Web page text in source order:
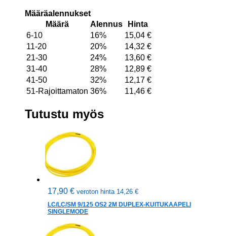
Määräalennukset
Määrä
Alennus
Hinta
6-10
16% 15,04 €
11-20
20% 14,32 €
21-30
24% 13,60 €
31-40
28% 12,89 €
41-50
32% 12,17 €
51-Rajoittamaton 36% 11,46 €
Tutustu myös
17,90 € veroton hinta 14,26 €
LC/LC/SM 9/125 OS2 2M DUPLEX-KUITUKAAPELI
SINGLEMODE